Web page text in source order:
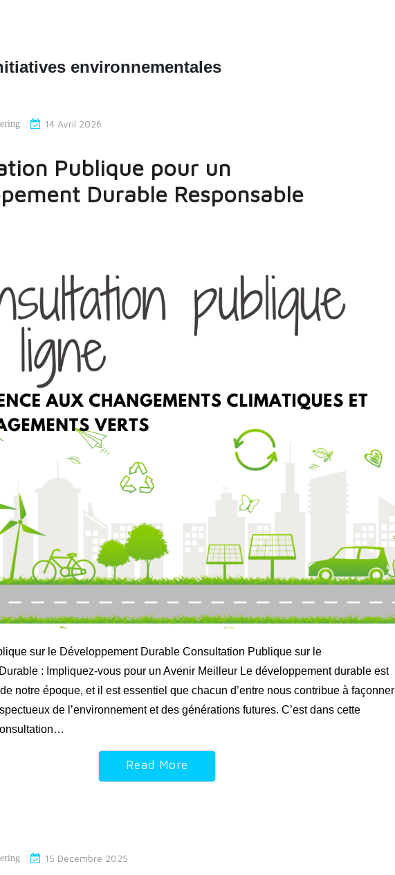
environnementales
14 Avril 2026
Publique pour un
Durable Responsable
sur le Développement Durable Consultation Publique sur le
: Impliquez-vous pour un Avenir Meilleur Le développement durable est
notre époque, et il est essentiel que chacun d’entre nous contribue à façonner
de l’environnement et des générations futures. C’est dans cette
Read More
15 Décembre 2025